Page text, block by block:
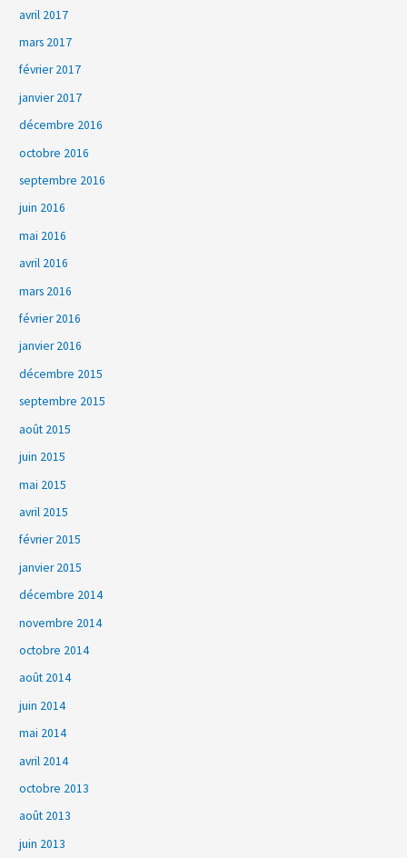
avril 2017
mars 2017
février 2017
janvier 2017
décembre 2016
octobre 2016
septembre 2016
juin 2016
mai 2016
avril 2016
mars 2016
février 2016
janvier 2016
décembre 2015
septembre 2015
août 2015
juin 2015
mai 2015
avril 2015
février 2015
janvier 2015
décembre 2014
novembre 2014
octobre 2014
août 2014
juin 2014
mai 2014
avril 2014
octobre 2013
août 2013
juin 2013